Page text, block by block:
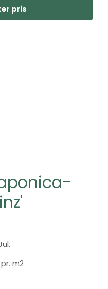
pris
m2